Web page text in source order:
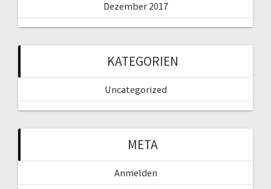
Dezember 2017
KATEGORIEN
Uncategorized
META
Anmelden